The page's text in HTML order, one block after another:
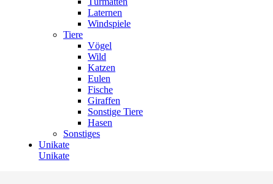
Laternen
Windspiele
Tiere
Vögel
Wild
Katzen
Eulen
Fische
Giraffen
Sonstige Tiere
Hasen
Sonstiges
Unikate
Unikate